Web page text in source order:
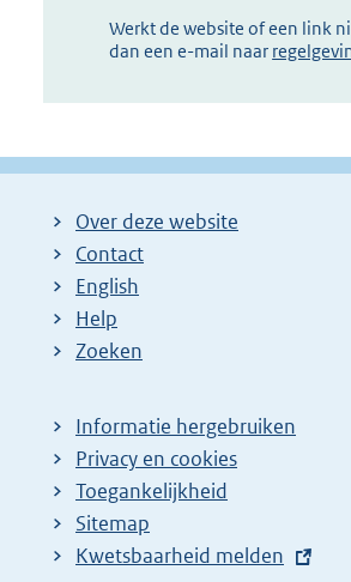
Werkt de website of een link
dan een e-mail naar
Over deze website
Contact
English
Help
Zoeken
Informatie hergebruiken
Privacy en cookies
Toegankelijkheid
Sitemap
E
Kwetsbaarheid melden